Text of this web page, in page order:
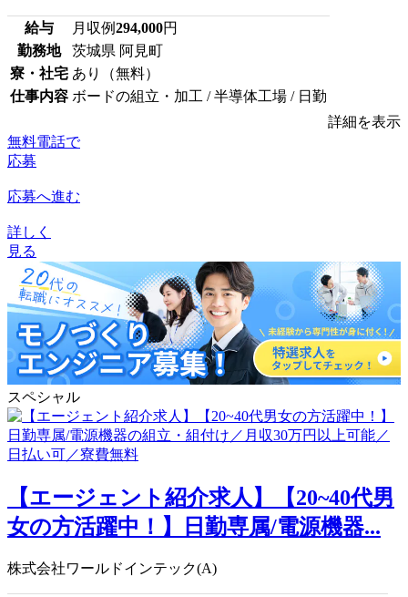
給与 月収例294,000円
勤務地
茨城県 阿見町
寮・社宅 あり（無料）
仕事内容 ボードの組立・加工 / 半導体工場 / 日勤
詳細を表示
無料電話で
応募
応募へ進む
詳しく
見る
スペシャル
【エージェント紹介求人】【20~40代男
女の方活躍中！】日勤専属/電源機器...
株式会社ワールドインテック(A)